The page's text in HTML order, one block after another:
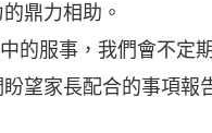
鼎力相助。
的服事，我們會不定
望家長配合的事項報